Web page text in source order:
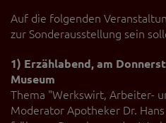
Auf die folgenden
zur Sonderausstellung sein
1) Erzählabend, am
Museum
Thema "Werkswirt, Arbeiter-
Moderator Apotheker Dr.